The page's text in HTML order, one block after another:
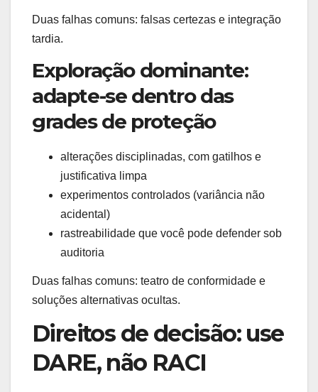
Duas falhas comuns: falsas certezas e integração
tardia.
Exploração dominante:
adapte-se dentro das
grades de proteção
alterações disciplinadas, com gatilhos e
justificativa limpa
experimentos controlados (variância não
acidental)
rastreabilidade que você pode defender sob
auditoria
Duas falhas comuns: teatro de conformidade e
soluções alternativas ocultas.
Direitos de decisão: use
DARE, não RACI